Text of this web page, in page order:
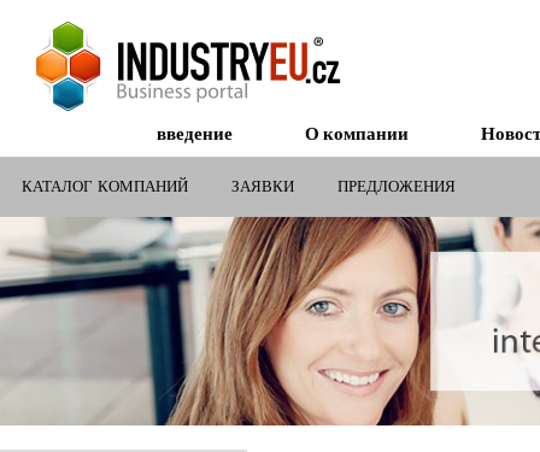
введение О компании
КАТАЛОГ КОМПАНИЙ ЗАЯВКИ ПРЕДЛОЖЕНИЯ
СУБСИДИИ ДЛЯ КОМПАНИЙ